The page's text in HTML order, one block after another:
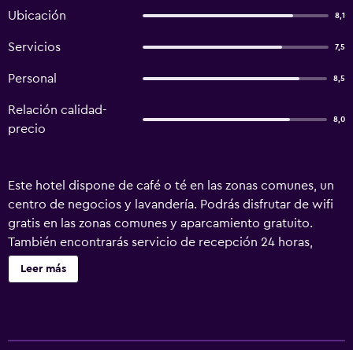
Ubicación 8,1
Servicios 7,5
Personal 8,5
Relación calidad-
precio
8,0
Este hotel dispone de café o té en las zonas comunes, un
centro de negocios y lavandería. Podrás disfrutar de wifi
gratis en las zonas comunes y aparcamiento gratuito.
También encontrarás servicio de recepción 24 horas,
aparcamiento para caravanas, autobuses o camiones y una
máquina expendedora. Americas Best Value Inn Kosciusko
Leer más